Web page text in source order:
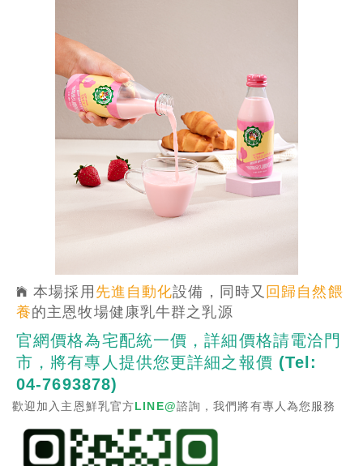
本場採用 先進自動化設備，同時又 回歸自然餵
養的主恩牧場健康乳牛群之乳源
官網價格為宅配統一價，詳細價格請電洽門
市，將有專人提供您更詳細之報價 (Tel:
04-7693878)
歡迎加入主恩鮮乳官方LINE@諮詢，我們將有專人為您服務